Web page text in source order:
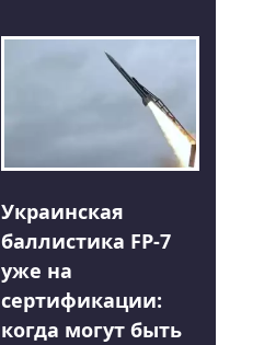
Украинская
баллистика FP-7
уже на
сертификации:
когда могут быть